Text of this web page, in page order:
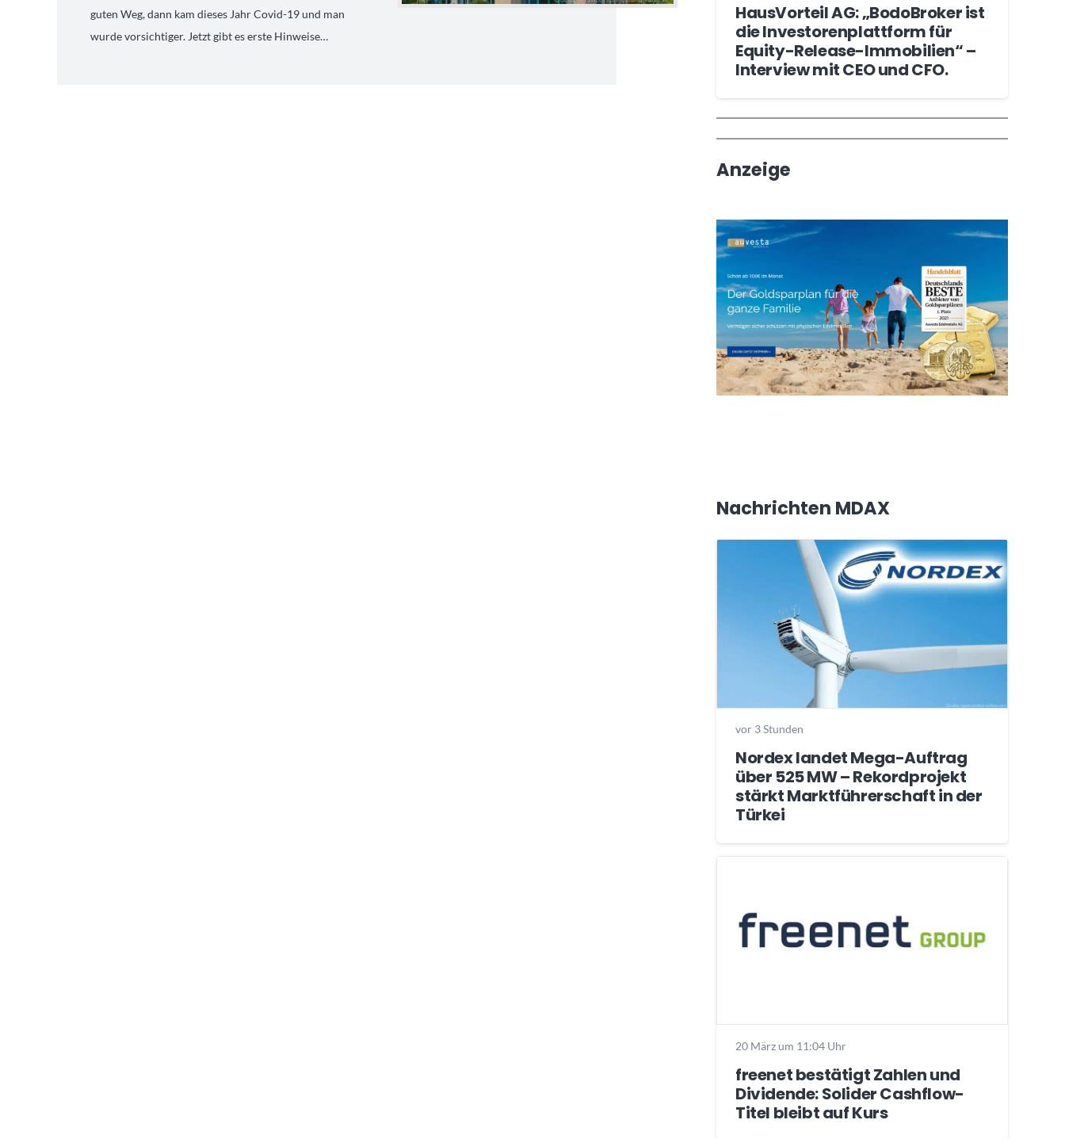
guten Weg, dann kam dieses Jahr Covid-19 und man
wurde vorsichtiger. Jetzt gibt es erste Hinweise…
HausVorteil AG: „BodoBroker ist
die Investorenplattform für
Equity-Release-Immobilien“ –
Interview mit CEO und CFO.
Wochenrückblick
Trendthemen
Anzeige
Nachrichten MDAX
vor 3 Stunden
Nordex landet Mega-Auftrag
über 525 MW – Rekordprojekt
stärkt Marktführerschaft in der
Türkei
20 März um 11:04 Uhr
freenet bestätigt Zahlen und
Dividende: Solider Cashflow-
Titel bleibt auf Kurs